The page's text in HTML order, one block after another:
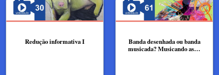
Redução informativa I
Banda desenhada ou banda
musicada? Musicando as…